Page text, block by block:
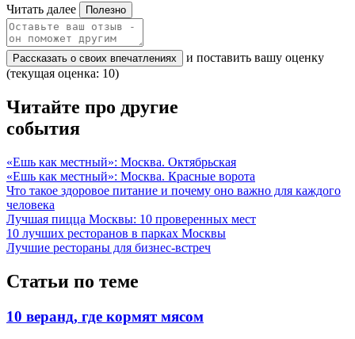
Читать далее Полезно
Рассказать о своих впечатлениях
и поставить вашу оценку
(текущая оценка: 10)
Читайте про другие
события
«Ешь как местный»: Москва. Октябрьская
«Ешь как местный»: Москва. Красные ворота
Что такое здоровое питание и почему оно важно для каждого
человека
Лучшая пицца Москвы: 10 проверенных мест
10 лучших ресторанов в парках Москвы
Лучшие рестораны для бизнес-встреч
Статьи по теме
10 веранд, где кормят мясом